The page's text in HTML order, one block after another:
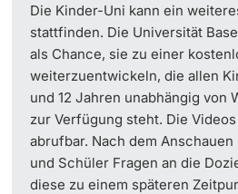
Die Kinder-Uni kann ein
stattfinden. Die Universität
als Chance, sie zu einer
weiterzuentwickeln, die allen
und 12 Jahren unabhängig von
zur Verfügung steht. Die
abrufbar. Nach dem
und Schüler Fragen an die
diese zu einem späteren